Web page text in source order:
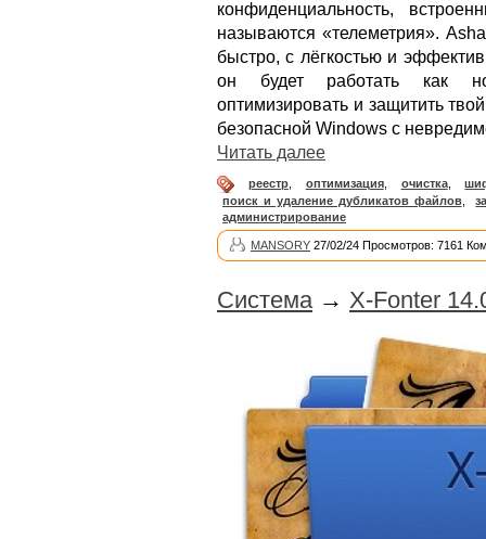
конфиденциальность,
называются «телеметрия».
быстро, с лёгкостью и
он будет работать как
оптимизировать и защитить
безопасной Windows с
Читать далее
реестр, оптимизация, очистка,
поиск и удаление дубликатов файлов,
администрирование
MANSORY 27/02/24 Просмотров: 7161
Система→ X-Fonter